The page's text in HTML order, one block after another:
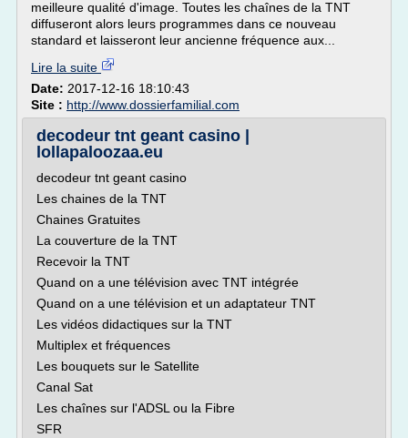
meilleure qualité d'image. Toutes les chaînes de la TNT
diffuseront alors leurs programmes dans ce nouveau
standard et laisseront leur ancienne fréquence aux...
Lire la suite
Date: 2017-12-16 18:10:43
Site : http://www.dossierfamilial.com
decodeur tnt geant casino |
lollapaloozaa.eu
decodeur tnt geant casino
Les chaines de la TNT
Chaines Gratuites
La couverture de la TNT
Recevoir la TNT
Quand on a une télévision avec TNT intégrée
Quand on a une télévision et un adaptateur TNT
Les vidéos didactiques sur la TNT
Multiplex et fréquences
Les bouquets sur le Satellite
Canal Sat
Les chaînes sur l'ADSL ou la Fibre
SFR